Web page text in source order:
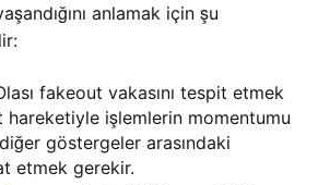
anlamak için şu
fakeout vakasını tespit etmek
hareketiyle işlemlerin momentumu
göstergeler arasındaki
etmek gerekir.